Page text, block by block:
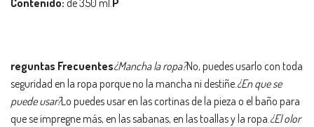
Contenido: de 350 ml.P
reguntas Frecuentes¿Mancha la ropa?No, puedes usarlo con toda
seguridad en la ropa porque no la mancha ni destiñe.¿En que se
puede usar?Lo puedes usar en las cortinas de la pieza o el baño para
que se impregne más, en las sabanas, en las toallas y la ropa.¿El olor